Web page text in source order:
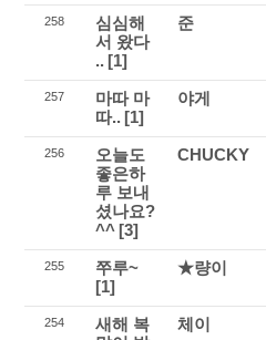
258
심심해
서 왔다
.. [1]
준
257
마따 마
따.. [1]
야게
256
오늘도
좋은하
루 보내
셨나요?
^^ [3]
CHUCKY
255
쭈루~
[1]
★량이
254
새해 복
체이